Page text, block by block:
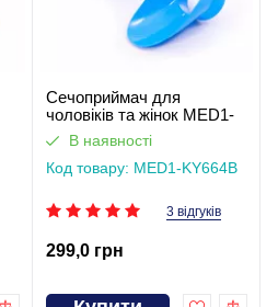
Сечоприймач для
чоловіків та жінок MED1-
KY664B
В наявності
Код товару: MED1-KY664B
3 відгуків
299,0 грн